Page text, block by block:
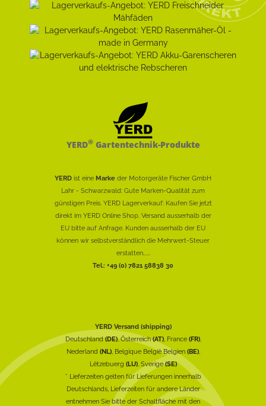
YERD®Gartentechnik-Produkte
YERD ist eine Marke der Motorgeräte Fischer GmbH
Lahr - Schwarzwald: Gute Marken-Qualität zum
günstigen Preis. YERD Lagerverkauf: Kaufen Sie jetzt
direkt im YERD Online Shop. Versand ausserhalb der
EU bitte auf Anfrage. Kunden ausserhalb der EU
können wir selbstverständlich die Mehrwert-Steuer
erstatten......
Tel.: +49 (0) 7821 58838 30
YERD Versand (shipping)
Deutschland(DE), Österreich(AT), France (FR),
Nederland (NL), Belgique België Belgien (BE),
Lëtzebuerg (LU), Sverige(SE)
* Lieferzeiten gelten für Lieferungen innerhalb
Deutschlands, Lieferzeiten für andere Länder
entnehmen Sie bitte der Schaltfläche mit den